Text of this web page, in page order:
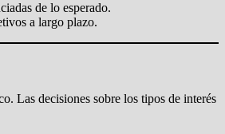
de lo esperado.
a largo plazo.
Las decisiones sobre los tipos de interés